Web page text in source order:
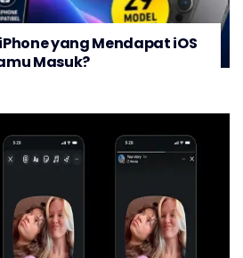
yang Mendapat iOS
Masuk?